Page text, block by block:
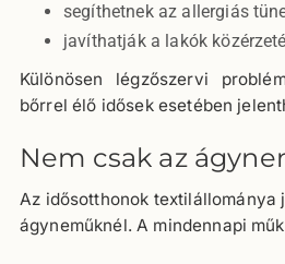
segíthetnek az allergiás
javíthatják a lakók
Különösen légzőszervi
bőrrel élő idősek esetében
Nem csak az
Az idősotthonok textilállománya
ágyneműknél. A mindennapi